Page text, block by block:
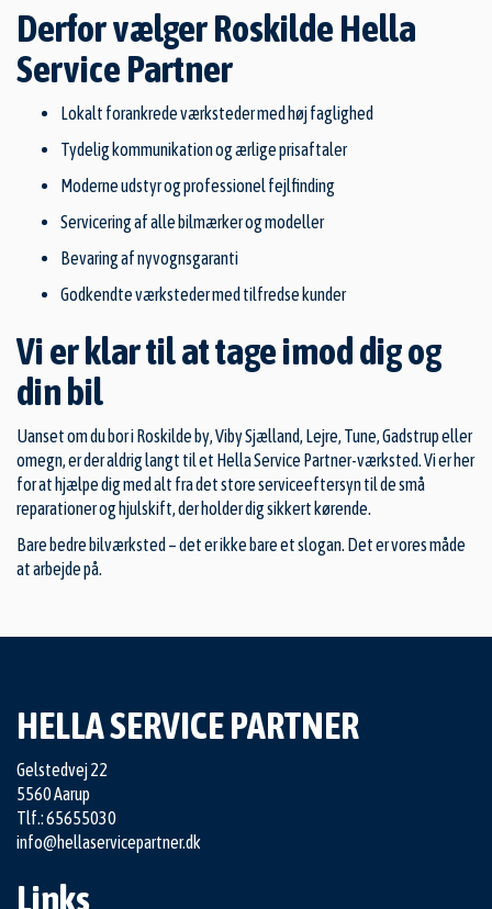
Derfor vælger Roskilde Hella
Service Partner
Lokalt forankrede værksteder med høj faglighed
Tydelig kommunikation og ærlige prisaftaler
Moderne udstyr og professionel fejlfinding
Servicering af alle bilmærker og modeller
Bevaring af nyvognsgaranti
Godkendte værksteder med tilfredse kunder
Vi er klar til at tage imod dig og
din bil
Uanset om du bor i Roskilde by, Viby Sjælland, Lejre, Tune, Gadstrup eller
omegn, er der aldrig langt til et Hella Service Partner-værksted. Vi er her
for at hjælpe dig med alt fra det store serviceeftersyn til de små
reparationer og hjulskift, der holder dig sikkert kørende.
Bare bedre bilværksted – det er ikke bare et slogan. Det er vores måde
at arbejde på.
HELLA SERVICE PARTNER
Gelstedvej 22
5560 Aarup
Tlf.: 65655030
info@hellaservicepartner.dk
Links